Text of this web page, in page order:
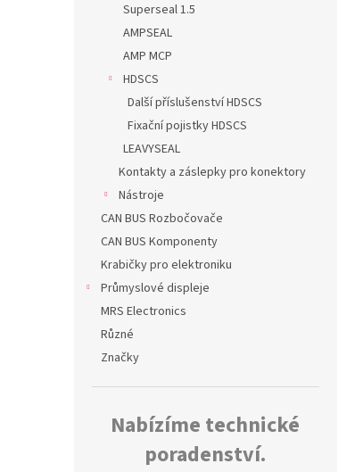
Superseal 1.5
AMPSEAL
AMP MCP
HDSCS
Další příslušenství HDSCS
Fixační pojistky HDSCS
LEAVYSEAL
Kontakty a záslepky pro konektory
Nástroje
CAN BUS Rozbočovače
CAN BUS Komponenty
Krabičky pro elektroniku
Průmyslové displeje
MRS Electronics
Různé
Značky
Nabízíme technické
poradenství.